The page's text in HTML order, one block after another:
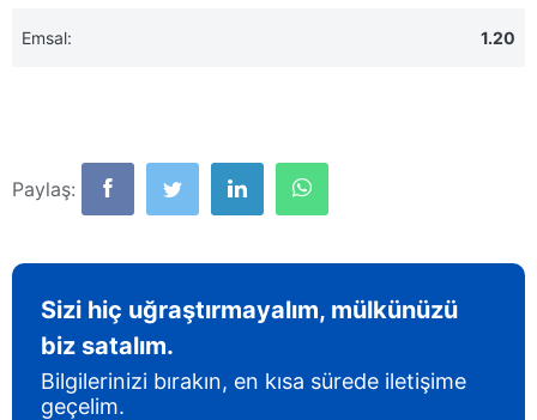
Emsal: 1.20
Paylaş:
Sizi hiç uğraştırmayalım, mülkünüzü
biz satalım.
Bilgilerinizi bırakın, en kısa sürede iletişime
geçelim.